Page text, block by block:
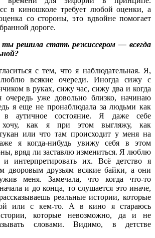
в киношколе требует любой оценки, а
со стороны, это вдвойне помогает
дороге.
решила стать режиссером — всегда
с тем, что я наблюдательная. Я,
всякие очереди. Иногда сижу с
в руках, сижу час, сижу два и когда
уже довольно близко, начинаю
я еще не пронаблюдала за людьми как
в аутичное состояние. Я даже себе
хочу, как я при этом выгляжу, как
или что там происходит у меня на
я когда-нибудь увижу себя в этом
вряд ли заставлю измениться. Я люблю
и интерпретировать их. Всё детство я
дворовым друзьям всякие байки, а они
меня. Замечала, что когда что-то
и до конца, то слушается это иначе,
реальные истории, которые
или с кем-то. А в кино я стараюсь
которые невозможно, да и не
словами. Видимо, в детстве